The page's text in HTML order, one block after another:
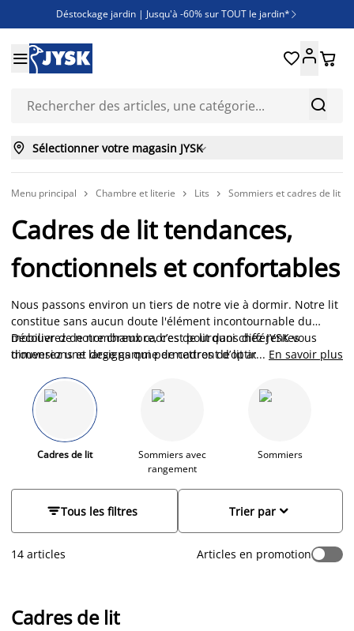
Déstockage jardin | Jusqu'à -60% sur TOUT le jardin* 
Jusqu'à -50% sur une sélection literie
Découvrez les nouveautés de la collection


 
 Sélectionner votre magasin JYSK
Menu principal  Chambre et literie  Lits  Sommiers et cadres de lit
Cadres de lit tendances,
fonctionnels et confortables
Nous passons environ un tiers de notre vie à dormir. Notre lit
constitue sans aucun doute l'élément incontournable du
mobilier de notre chambre, c’est pourquoi chez JYSK vous
trouverez une large gamme de cadres de lit adaptée à vos
Découvrez de nombreux cadres de lit dans différentes
dimensions et designs qui permettront d’optimiser votre
... En savoir plus
Cadres de lit
Sommiers avec
rangement
Sommiers
Tous les filtres 
Trier par
14 articles Articles en promotion
Cadres de lit